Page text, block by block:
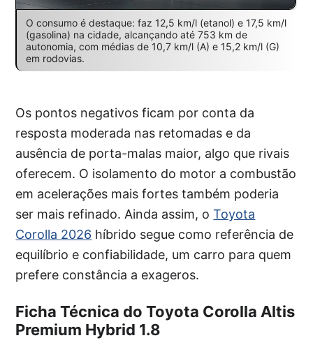
O consumo é destaque: faz 12,5 km/l (etanol) e 17,5 km/l
(gasolina) na cidade, alcançando até 753 km de
autonomia, com médias de 10,7 km/l (A) e 15,2 km/l (G)
em rodovias.
Os pontos negativos ficam por conta da
resposta moderada nas retomadas e da
ausência de porta-malas maior, algo que rivais
oferecem. O isolamento do motor a combustão
em acelerações mais fortes também poderia
ser mais refinado. Ainda assim, oToyota
Corolla 2026 híbrido segue como referência de
equilíbrio e confiabilidade, um carro para quem
prefere constância a exageros.
Ficha Técnica do Toyota Corolla Altis
Premium Hybrid 1.8